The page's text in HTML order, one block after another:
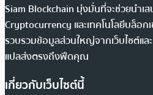
Siam Blockchain มุ่งมั่นที่จะช่วยนำเ
Cryptocurrency และเทคโนโลยีบล็อก
รวบรวมข้อมูลส่วนใหญ่จากเว็บไซต์แล
แปลส่งตรงถึงฟีดคุณ
เกี่ยวกับเว็บไซต์นี้